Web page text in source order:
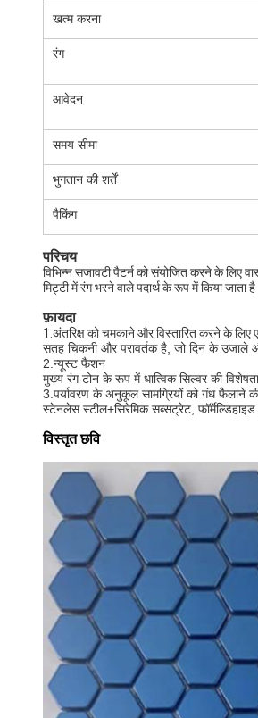
खत्म करना
रंग
आवेदन
समय सीमा
भुगतान की शर्तें
पैकिंग
परिचय
विभिन्न सजावटी पैटर्न को संयोजित करने के लिए
मिट्टी में रंग भरने वाले पदार्थ के रूप में किया जाता
फ़ायदा
1.अंतरिक्ष को चमकाने और विस्तारित करने के लिए
सतह चिकनी और परावर्तक है, जो दिन के उजाले
2.न्यूस्ट फैशन
मुख्य रंग टोन के रूप में धात्विक सिल्वर की
3.पर्यावरण के अनुकूल सामग्रियों को गंध फैलाने
स्टेनलेस स्टील+सिरेमिक सब्सट्रेट,
विस्तृत छवि